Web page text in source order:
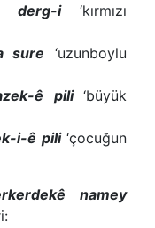
derg-i
‘kırmızı
sure ‘uzunboylu
ê pili‘büyük
i-ê pili ‘çocuğun
namey